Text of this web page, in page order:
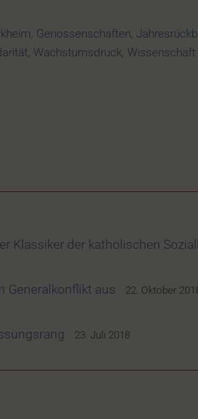
, Genossenschaften,
, Wachstumsdruck, Wissenschaft
Klassiker der katholischen
Generalkonflikt aus 22. Oktober
23. Juli 2018